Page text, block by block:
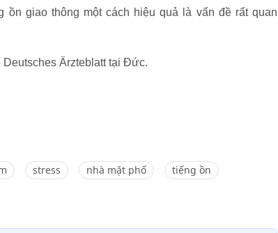
giao thông một cách hiệu quả là vấn đề rất quan
Ärzteblatt tại Đức.
stress nhà mặt phố tiếng ồn